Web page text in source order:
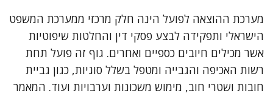
מערכת ההוצאה לפועל הינה חלק מרכזי ממערכת המשפט
הישראלי ותפקידה לבצע פסקי דין והחלטות שיפוטיות
אשר מכילים חיובים כספיים ואחרים. גוף זה פועל תחת
רשות האכיפה והגבייה ומטפל בשלל סוגיות, כגון גביית
חובות ושטרי חוב, מימוש משכונות וערבויות ועוד. המאמר